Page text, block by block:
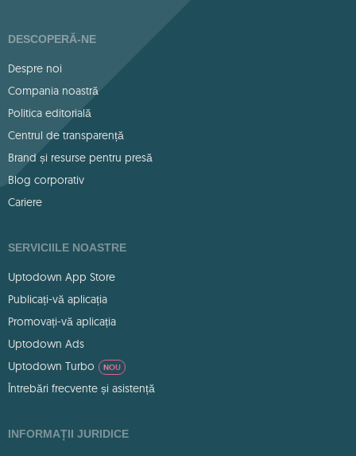
DESCOPERĂ-NE
Despre noi
Compania noastră
Politica editorială
Centrul de transparență
Brand și resurse pentru presă
Blog corporativ
Cariere
SERVICIILE NOASTRE
Uptodown App Store
Publicați-vă aplicația
Promovați-vă aplicația
Uptodown Ads
Uptodown Turbo
NOU
Întrebări frecvente și asistență
INFORMAȚII JURIDICE